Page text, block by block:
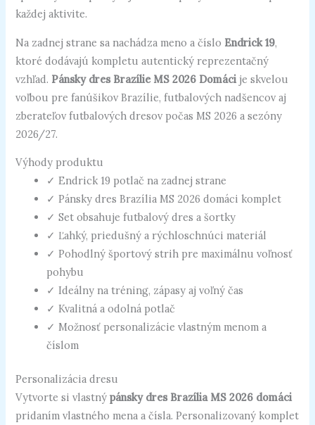
každej aktivite.
Na zadnej strane sa nachádza meno a číslo Endrick 19,
ktoré dodávajú kompletu autentický reprezentačný
vzhľad. Pánsky dres Brazílie MS 2026 Domáci je skvelou
voľbou pre fanúšikov Brazílie, futbalových nadšencov aj
zberateľov futbalových dresov počas MS 2026 a sezóny
2026/27.
Výhody produktu
✓ Endrick 19 potlač na zadnej strane
✓ Pánsky dres Brazília MS 2026 domáci komplet
✓ Set obsahuje futbalový dres a šortky
✓ Ľahký, priedušný a rýchloschnúci materiál
✓ Pohodlný športový strih pre maximálnu voľnosť
pohybu
✓ Ideálny na tréning, zápasy aj voľný čas
✓ Kvalitná a odolná potlač
✓ Možnosť personalizácie vlastným menom a
číslom
Personalizácia dresu
Vytvorte si vlastnýpánsky dres Brazília MS 2026 domáci
pridaním vlastného mena a čísla. Personalizovaný komplet